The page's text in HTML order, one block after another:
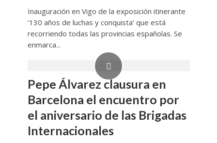
Inauguración en Vigo de la exposición itinerante
‘130 años de luchas y conquista’ que está
recorriendo todas las provincias españolas. Se
enmarca...
Pepe Álvarez clausura en
Barcelona el encuentro por
el aniversario de las Brigadas
Internacionales